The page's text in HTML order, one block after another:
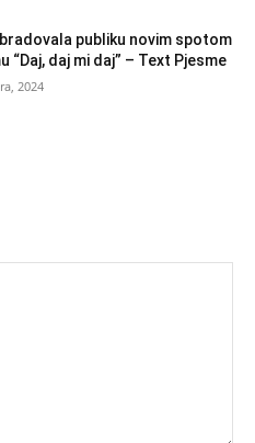
publiku novim spotom
“Daj, daj mi daj” – Text Pjesme
2024